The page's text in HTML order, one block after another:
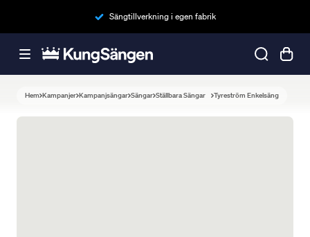
Sängtillverkning i egen fabrik
Hem Kampanjer Kampanjsängar Sängar Ställbara Sängar Tyreström Enkelsäng